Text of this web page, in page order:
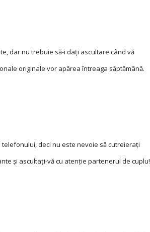
dar nu trebuie să-i daţi ascultare când vă
originale vor apărea întreaga săptămână.
deci nu este nevoie să cutreieraţi
şi ascultaţi-vă cu atenţie partenerul de cuplu!